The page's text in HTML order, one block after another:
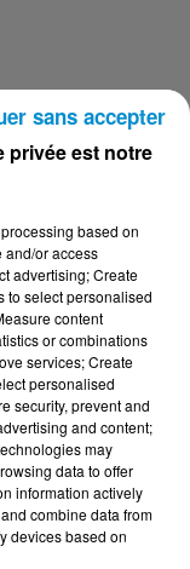
26
privée est notre
based on
and/or access
advertising; Create
to select personalised
content
or combinations
services; Create
personalised
security, prevent and
and content;
may
data to offer
information actively
combine data from
devices based on
sans accepter